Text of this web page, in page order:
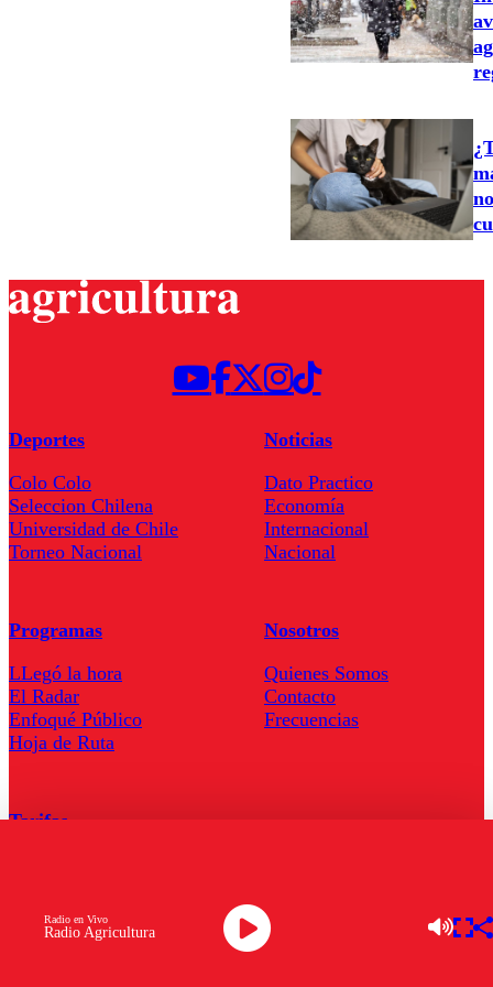
Radio Agricultura
Radio en Vivo
Deportes
Colo Colo
Seleccion Chilena
Universidad de Chile
Torneo Nacional
Noticias
Dato Practico
Economía
Internacional
Nacional
Programas
LLegó la hora
El Radar
Enfoqué Público
Hoja de Ruta
Nosotros
Quienes Somos
Contacto
Frecuencias
Tarifas